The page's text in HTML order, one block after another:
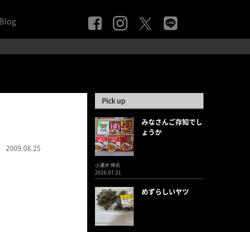
Blog
2009.08.25
Pick up
みなさんご存知でし
ょうか
小瀬木 伸夫
2026.07.31
めずらしいヤツ